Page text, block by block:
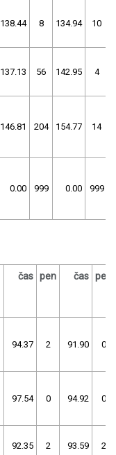
138.44 8 134.94 10
137.13 56 142.95 4
146.81 204 154.77 14
0.00 999 0.00 999
čas pen čas pen
94.37 2 91.90 0
97.54 0 94.92 0
92.35 2 93.59 2